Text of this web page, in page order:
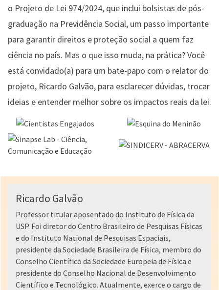
o Projeto de Lei 974/2024, que inclui bolsistas de pós-
graduação na Previdência Social, um passo importante
para garantir direitos e proteção social a quem faz
ciência no país. Mas o que isso muda, na prática? Você
está convidado(a) para um bate-papo com o relator do
projeto, Ricardo Galvão, para esclarecer dúvidas, trocar
ideias e entender melhor sobre os impactos reais da lei.
Ricardo Galvão
Professor titular aposentado do Instituto de Física da
USP. Foi diretor do Centro Brasileiro de Pesquisas Físicas
e do Instituto Nacional de Pesquisas Espaciais,
presidente da Sociedade Brasileira de Física, membro do
Conselho Científico da Sociedade Europeia de Física e
presidente do Conselho Nacional de Desenvolvimento
Científico e Tecnológico. Atualmente, exerce o cargo de